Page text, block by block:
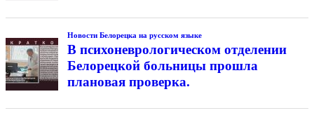
Новости Белорецка на русском языке
В психоневрологическом отделении
Белорецкой больницы прошла
плановая проверка.